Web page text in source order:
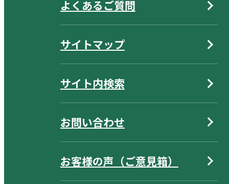
よくあるご質問
サイトマップ
サイト内検索
お問い合わせ
お客様の声（ご意見箱）